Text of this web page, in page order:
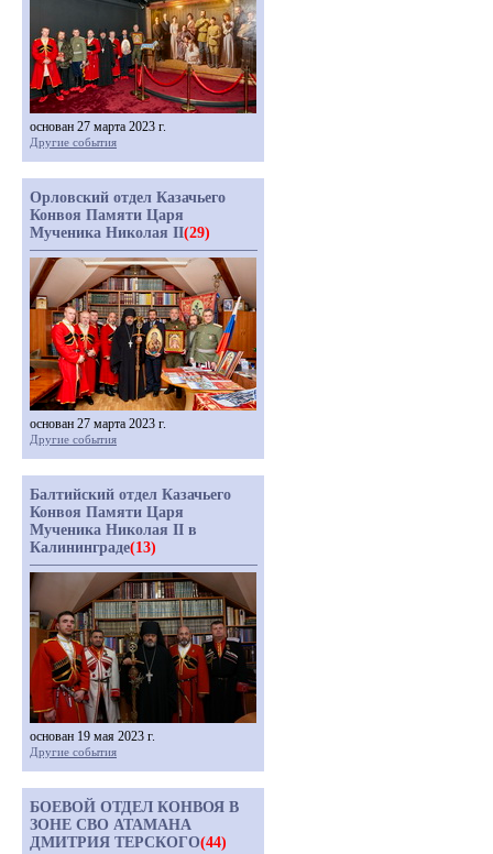
основан 27 марта 2023 г.
Другие события
Орловский отдел Казачьего
Конвоя Памяти Царя
Мученика Николая II(29)
основан 27 марта 2023 г.
Другие события
Балтийский отдел Казачьего
Конвоя Памяти Царя
Мученика Николая II в
Калининграде(13)
основан 19 мая 2023 г.
Другие события
БОЕВОЙ ОТДЕЛ КОНВОЯ В
ЗОНЕ СВО АТАМАНА
ДМИТРИЯ ТЕРСКОГО(44)